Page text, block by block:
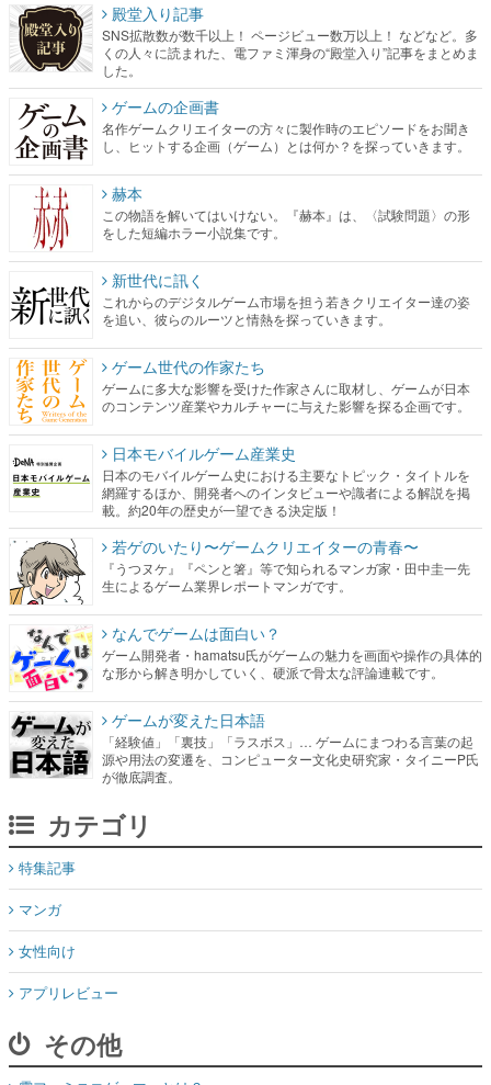
殿堂入り記事
SNS拡散数が数千以上！ ページビュー数万以上！ などなど。多
くの人々に読まれた、電ファミ渾身の“殿堂入り”記事をまとめま
した。
ゲームの企画書
名作ゲームクリエイターの方々に製作時のエピソードをお聞き
し、ヒットする企画（ゲーム）とは何か？を探っていきます。
赫本
この物語を解いてはいけない。『赫本』は、〈試験問題〉の形
をした短編ホラー小説集です。
新世代に訊く
これからのデジタルゲーム市場を担う若きクリエイター達の姿
を追い、彼らのルーツと情熱を探っていきます。
ゲーム世代の作家たち
ゲームに多大な影響を受けた作家さんに取材し、ゲームが日本
のコンテンツ産業やカルチャーに与えた影響を探る企画です。
日本モバイルゲーム産業史
日本のモバイルゲーム史における主要なトピック・タイトルを
網羅するほか、開発者へのインタビューや識者による解説を掲
載。約20年の歴史が一望できる決定版！
若ゲのいたり〜ゲームクリエイターの青春〜
『うつヌケ』『ペンと箸』等で知られるマンガ家・田中圭一先
生によるゲーム業界レポートマンガです。
なんでゲームは面白い？
ゲーム開発者・hamatsu氏がゲームの魅力を画面や操作の具体的
な形から解き明かしていく、硬派で骨太な評論連載です。
ゲームが変えた日本語
「経験値」「裏技」「ラスボス」… ゲームにまつわる言葉の起
源や用法の変遷を、コンピューター文化史研究家・タイニーP氏
が徹底調査。
カテゴリ
特集記事
マンガ
女性向け
アプリレビュー
その他